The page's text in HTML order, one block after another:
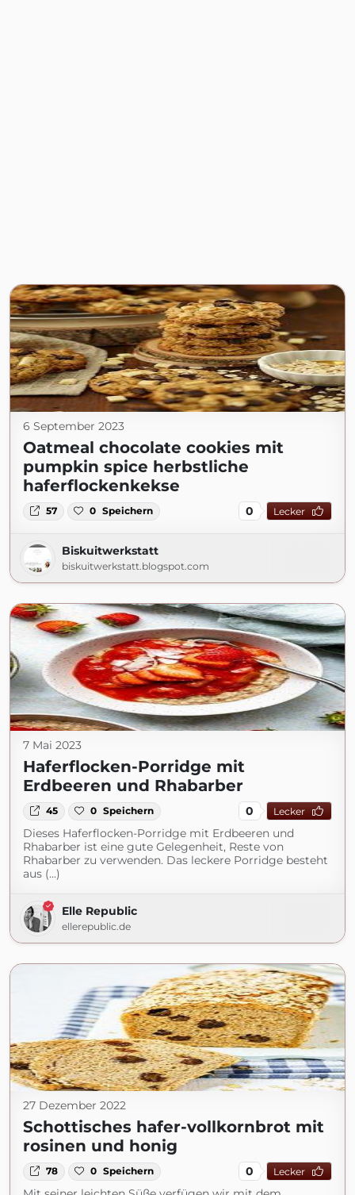
6 September 2023
Oatmeal chocolate cookies mit
pumpkin spice herbstliche
haferflockenkekse
57 0 Speichern 0 Lecker
Biskuitwerkstatt
biskuitwerkstatt.blogspot.com
7 Mai 2023
Haferflocken-Porridge mit
Erdbeeren und Rhabarber
45 0 Speichern 0 Lecker
Dieses Haferflocken-Porridge mit Erdbeeren und
Rhabarber ist eine gute Gelegenheit, Reste von
Rhabarber zu verwenden. Das leckere Porridge besteht
aus (...)
Elle Republic
ellerepublic.de
27 Dezember 2022
Schottisches hafer-vollkornbrot mit
rosinen und honig
78 0 Speichern 0 Lecker